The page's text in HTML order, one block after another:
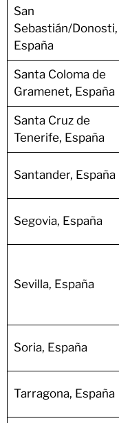
San
Sebastián/Donosti,
España
Santa Coloma de
Gramenet, España
Santa Cruz de
Tenerife, España
Santander, España
Segovia, España
Sevilla, España
Soria, España
Tarragona, España